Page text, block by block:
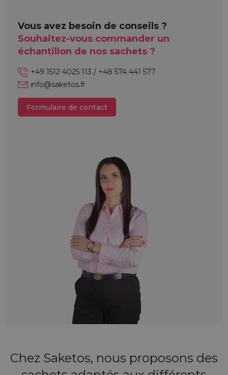
Vous avez besoin de conseils ?
Souhaitez-vous commander un
échantillon de nos sachets ?
+49 1512 4025 113 / +48 574 441 577
info@saketos.fr
Formulaire de contact
Chez Saketos, nous proposons des